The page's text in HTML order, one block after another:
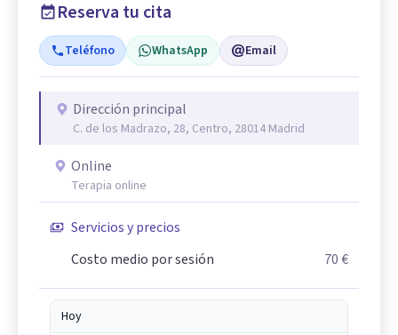
Reserva tu cita
Teléfono WhatsApp Email
Dirección principal
C. de los Madrazo, 28, Centro, 28014 Madrid
Online
Terapia online
Servicios y precios
Costo medio por sesión
70 €
Hoy